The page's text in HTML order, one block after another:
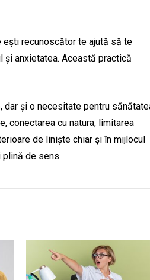
ești recunoscător te ajută să te
anxietatea. Această practică
dar și o necesitate pentru
conectarea cu natura, limitarea
de liniște chiar și în mijlocul
plină de sens.